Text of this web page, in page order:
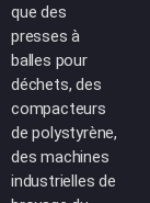
que des
presses à
balles pour
déchets, des
compacteurs
de polystyrène,
des machines
industrielles de